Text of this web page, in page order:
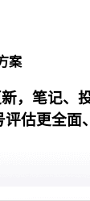
案
，笔记、
估更全面